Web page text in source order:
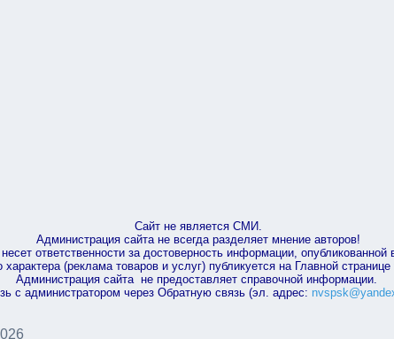
Сайт не является СМИ.
Администрация сайта не всегда разделяет мнение авторов!
ответственности за достоверность информации, опубликованной
(реклама товаров и услуг) публикуется на Главной странице
Администрация сайта не предоставляет справочной информации.
с администратором через Обратную связь (эл. адрес: